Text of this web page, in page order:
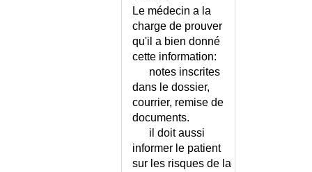
L'OXYDE DE CARBONE
INTOXICATION CHRONIQUE
INTOXICATION PAR DES
INTOXICATION PAR LE
INTOXICATION PAR LES
INTOXICATION PAR UN
Le médecin a la
charge de prouver
qu'il a bien donné
cette information:
notes inscrites
dans le dossier,
courrier, remise de
documents.
il doit aussi
informer le patient
sur les risques de la